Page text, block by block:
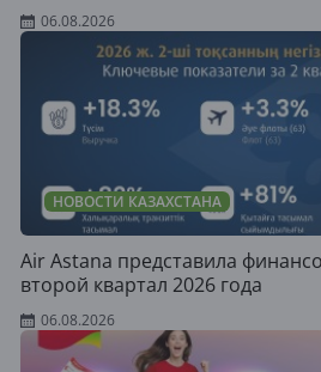
06.08.2026
НОВОСТИ КАЗАХСТАНА
Air Astana представила
второй квартал 2026 года
06.08.2026